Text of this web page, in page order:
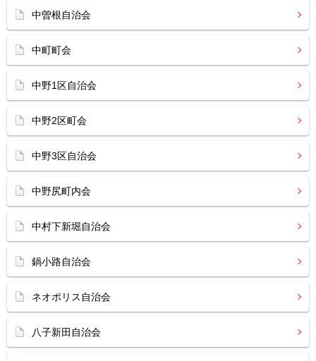
中曽根自治会
中町町会
中野1区自治会
中野2区町会
中野3区自治会
中野尻町内会
中村下新堀自治会
鍋小路自治会
ネオポリス自治会
八子新田自治会